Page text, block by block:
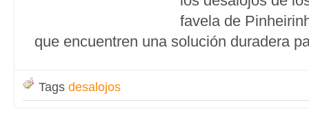
favela de
que encuentren una solución duradera
Tags desalojos